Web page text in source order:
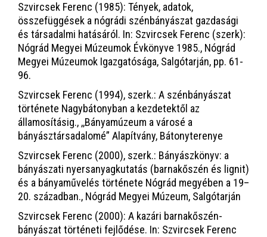
Szvircsek Ferenc (1985): Tények, adatok,
összefüggések a nógrádi szénbányászat gazdasági
és társadalmi hatásáról. In: Szvircsek Ferenc (szerk):
Nógrád Megyei Múzeumok Évkönyve 1985., Nógrád
Megyei Múzeumok Igazgatósága, Salgótarján, pp. 61-
96.
Szvircsek Ferenc (1994), szerk.: A szénbányászat
története Nagybátonyban a kezdetektől az
államosításig., ,,Bányamúzeum a városé a
bányásztársadalomé” Alapítvány, Bátonyterenye
Szvircsek Ferenc (2000), szerk.: Bányászkönyv: a
bányászati nyersanyagkutatás (barnakőszén és lignit)
és a bányaművelés története Nógrád megyében a 19–
20. században., Nógrád Megyei Múzeum, Salgótarján
Szvircsek Ferenc (2000): A kazári barnakőszén-
bányászat történeti fejlődése. In: Szvircsek Ferenc